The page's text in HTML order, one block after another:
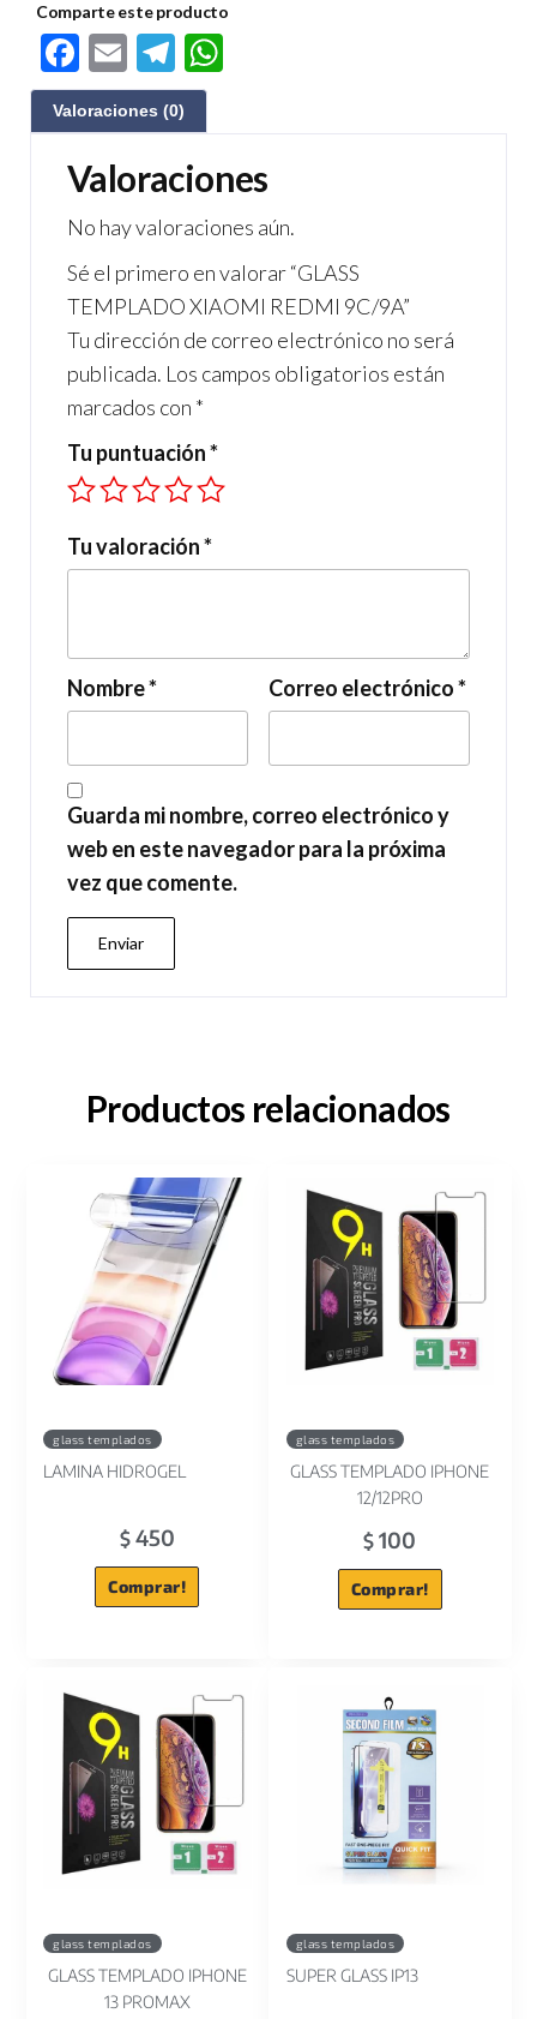
Comparte este producto
F
ac
e
b
o
o
k
E
m
ail
Te
le
gr
a
m
s
A
p
p
Valoraciones (0)
Valoraciones
No hay valoraciones aún.
Sé el primero en valorar “GLASS
TEMPLADO XIAOMI REDMI 9C/9A”
Tu dirección de correo electrónico no será
publicada. Los campos obligatorios están
marcados con *
Tu puntuación*
Tu valoración*
Nombre* Correo electrónico*
Guarda mi nombre, correo electrónico y
web en este navegador para la próxima
vez que comente.
Productos relacionados
glass templados
LAMINA HIDROGEL
$450
Comprar!
glass templados
GLASS TEMPLADO IPHONE
12/12PRO
$ 100
Comprar!
glass templados
GLASS TEMPLADO IPHONE
13 PROMAX
glass templados
SUPER GLASS IP13